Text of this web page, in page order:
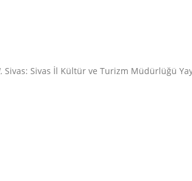
Sivas: Sivas İl Kültür ve Turizm Müdürlüğü